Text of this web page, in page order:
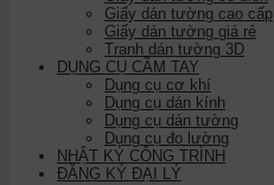
Giấy dán tường cao cấp
Giấy dán tường giá rẻ
Tranh dán tường 3D
DỤNG CỤ CẦM TAY
Dụng cụ cơ khí
Dụng cụ dán kính
Dụng cụ dán tường
Dụng cụ đo lường
NHẬT KÝ CÔNG TRÌNH
ĐĂNG KÝ ĐẠI LÝ